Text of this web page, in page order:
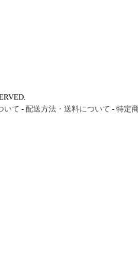
いて - 配送方法・送料について - 特定